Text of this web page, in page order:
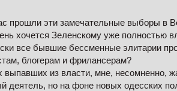
прошли эти замечательные выборы в
хочется Зеленскому уже полностью
все бывшие бессменные элитарии
блогерам и фрилансерам?
выпавших из власти, мне, несомненно,
деятель, но на фоне новых одесских